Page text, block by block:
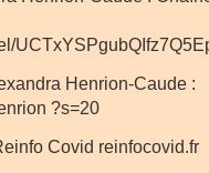
Henrion-Caude :
?s=20
Covid reinfocovid.fr